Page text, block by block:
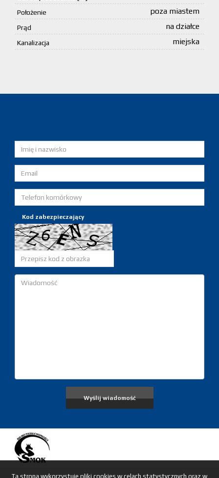
Położenie poza miastem
Prąd na działce
Kanalizacja miejska
Kod zabezpieczający
Ta strona wykorzystuje pliki cookies w celach statystycznych oraz w